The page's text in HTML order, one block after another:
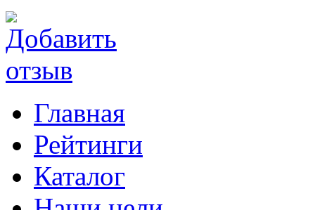
Главная
Рейтинги
Каталог